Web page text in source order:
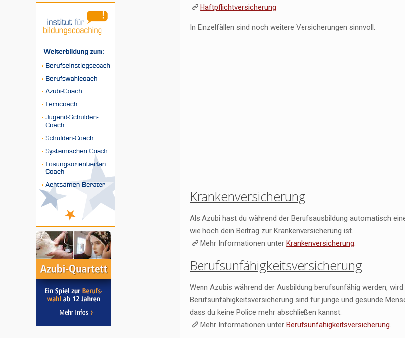
Haftpflichtversicherung
In Einzelfällen sind noch weitere Versicherungen sinnvoll.
Krankenversicherung
Als Azubi hast du während der Berufsausbildung automatisch
wie hoch dein Beitrag zur Krankenversicherung ist.
Mehr Informationen unterKrankenversicherung.
Berufsunfähigkeitsversicherung
Wenn Azubis während der Ausbildung berufsunfähig werden,
Berufsunfähigkeitsversicherung sind für junge und gesunde
dass du keine Police mehr abschließen kannst.
Mehr Informationen unterBerufsunfähigkeitsversicherung.